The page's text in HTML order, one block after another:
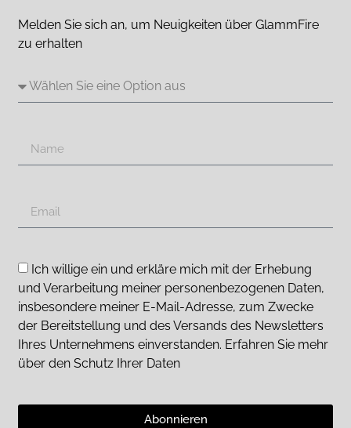
Melden Sie sich an, um Neuigkeiten über GlammFire
zu erhalten
Ich willige ein und erkläre mich mit der Erhebung
und Verarbeitung meiner personenbezogenen Daten,
insbesondere meiner E-Mail-Adresse, zum Zwecke
der Bereitstellung und des Versands des Newsletters
Ihres Unternehmens einverstanden. Erfahren Sie mehr
über den Schutz Ihrer Daten
Abonnieren